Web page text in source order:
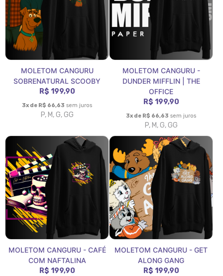
MOLETOM CANGURU
SOBRENATURAL SCOOBY
R$ 199,90
3x de R$ 66,63 sem juros
P, M, G, GG
MOLETOM CANGURU -
DUNDER MIFFLIN | THE
OFFICE
R$ 199,90
3x de R$ 66,63 sem juros
P, M, G, GG
MOLETOM CANGURU - CAFÉ
COM NAFTALINA
R$ 199,90
MOLETOM CANGURU - GET
ALONG GANG
R$ 199,90